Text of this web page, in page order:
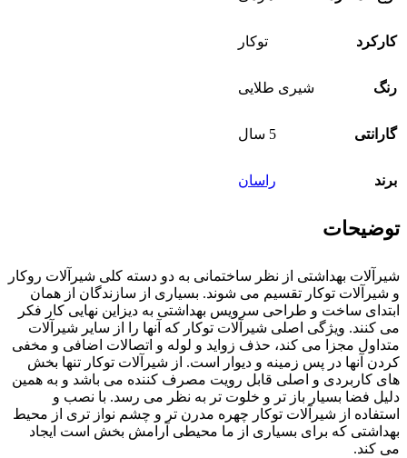
کارکرد توکار
رنگ شیری طلایی
گارانتی 5 سال
برند راسان
توضیحات
شیرآلات بهداشتی از نظر ساختمانی به دو دسته کلی شیرآلات روکار
و شیرآلات توکار تقسیم می شوند. بسیاری از سازندگان از همان
ابتدای ساخت و طراحی سرویس بهداشتی به دیزاین نهایی کار فکر
می کنند. ویژگی اصلی شیرآلات توکار که آنها را از سایر شیرآلات
متداول مجزا می کند، حذف زواید و لوله و اتصالات اضافی و مخفی
کردن آنها در پس زمینه و دیوار است. از شیرآلات توکار تنها بخش
های کاربردی و اصلی قابل رویت مصرف کننده می باشد و به همین
دلیل فضا بسیار باز تر و خلوت تر به نظر می رسد. با نصب و
استفاده از شیرآلات توکار چهره مدرن تر و چشم نواز تری از محیط
بهداشتی که برای بسیاری از ما محیطی آرامش بخش است ایجاد
می کند.